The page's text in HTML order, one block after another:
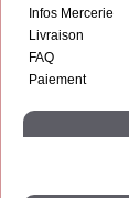
Infos Mercerie
Livraison
FAQ
Paiement